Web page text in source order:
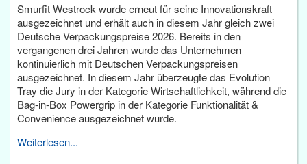
Smurfit Westrock wurde erneut für seine Innovationskraft
ausgezeichnet und erhält auch in diesem Jahr gleich zwei
Deutsche Verpackungspreise 2026. Bereits in den
vergangenen drei Jahren wurde das Unternehmen
kontinuierlich mit Deutschen Verpackungspreisen
ausgezeichnet. In diesem Jahr überzeugte das Evolution
Tray die Jury in der Kategorie Wirtschaftlichkeit, während die
Bag-in-Box Powergrip in der Kategorie Funktionalität &
Convenience ausgezeichnet wurde.
Weiterlesen...